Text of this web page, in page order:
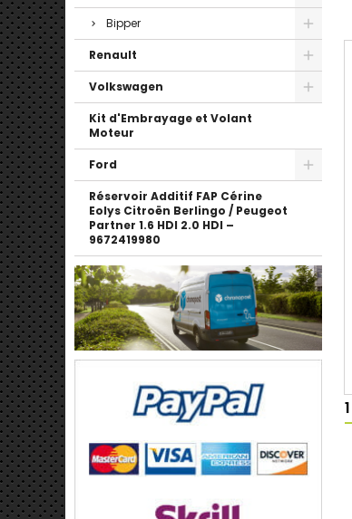
Bipper
Renault
Volkswagen
Kit d'Embrayage et Volant
Moteur
Ford
Réservoir Additif FAP Cérine
Eolys Citroën Berlingo / Peugeot
Partner 1.6 HDI 2.0 HDI –
9672419980